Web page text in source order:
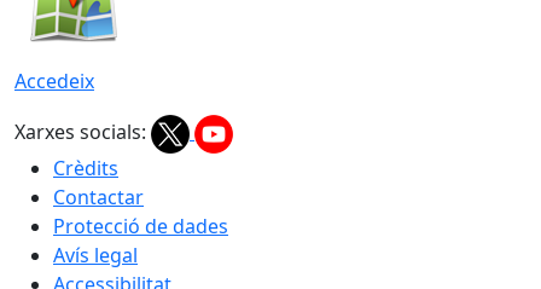
Accedeix
Xarxes socials:
Crèdits
Contactar
Protecció de dades
Avís legal